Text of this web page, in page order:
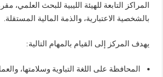
المراكز التابعة للهيئة الليبية للبحث العلمي،
بالشخصية الاعتبارية، والذمة المالية المستقلة.
يهدف المركز إلى القيام بالمهام التالية:
المحافظة على اللغة التباوية وسلامتها،